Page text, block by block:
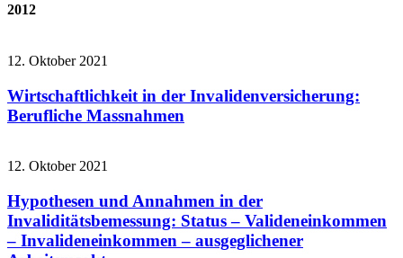
2012
12. Oktober 2021
Wirtschaftlichkeit in der Invalidenversicherung:
Berufliche Massnahmen
12. Oktober 2021
Hypothesen und Annahmen in der
Invaliditätsbemessung: Status – Valideneinkommen
– Invalideneinkommen – ausgeglichener